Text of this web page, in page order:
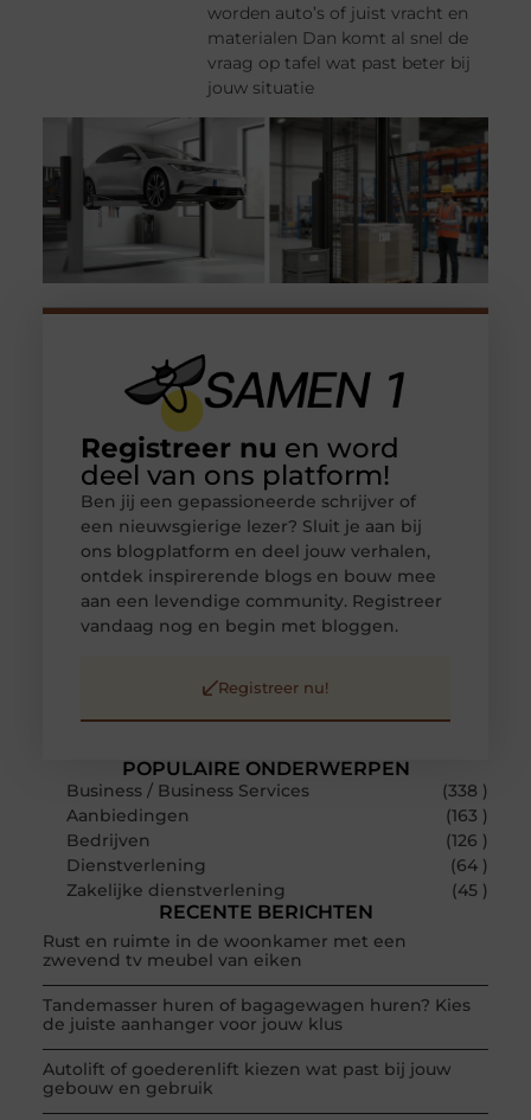
worden auto’s of juist vracht en
materialen Dan komt al snel de
vraag op tafel wat past beter bij
jouw situatie
POPULAIRE ONDERWERPEN
Business / Business Services
(338 )
Aanbiedingen
(163 )
Bedrijven
(126 )
Dienstverlening
(64 )
Zakelijke dienstverlening
(45 )
RECENTE BERICHTEN
Rust en ruimte in de woonkamer met een
zwevend tv meubel van eiken
Tandemasser huren of bagagewagen huren? Kies
de juiste aanhanger voor jouw klus
Autolift of goederenlift kiezen wat past bij jouw
gebouw en gebruik
Registreer nu en word
deel van ons platform!
Ben jij een gepassioneerde schrijver of
een nieuwsgierige lezer? Sluit je aan bij
ons blogplatform en deel jouw verhalen,
ontdek inspirerende blogs en bouw mee
aan een levendige community. Registreer
vandaag nog en begin met bloggen.
Registreer nu!